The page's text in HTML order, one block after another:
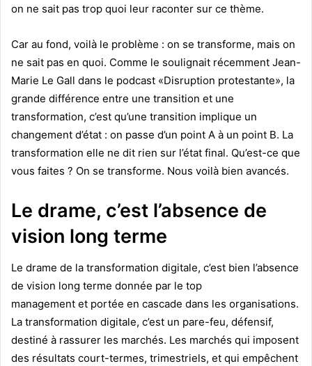
on ne sait pas trop quoi leur raconter sur ce thème.
Car au fond, voilà le problème : on se transforme, mais on
ne sait pas en quoi. Comme le soulignait récemment Jean-
Marie Le Gall dans le podcast «Disruption protestante», la
grande différence entre une transition et une
transformation, c’est qu’une transition implique un
changement d’état : on passe d’un point A à un point B. La
transformation elle ne dit rien sur l’état final. Qu’est-ce que
vous faites ? On se transforme. Nous voilà bien avancés.
Le drame, c’est l’absence de
vision long terme
Le drame de la transformation digitale, c’est bien l’absence
de vision long terme donnée par le top
management et portée en cascade dans les organisations.
La transformation digitale, c’est un pare-feu, défensif,
destiné à rassurer les marchés. Les marchés qui imposent
des résultats court-termes, trimestriels, et qui empêchent